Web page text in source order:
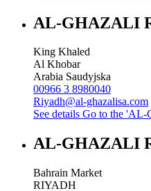
AL-GHAZALI
King Khaled
Al Khobar
Arabia Saudyjska
00966 3 8980040
Riyadh@al-ghazalisa.com
See details Go to the
AL-GHAZALI
Bahrain Market
RIYADH